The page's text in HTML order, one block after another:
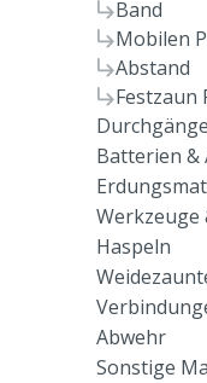
Band
Mobilen
Abstand
Festzaun
Batterien &
Werkzeuge
Haspeln
Abwehr
Sonstige